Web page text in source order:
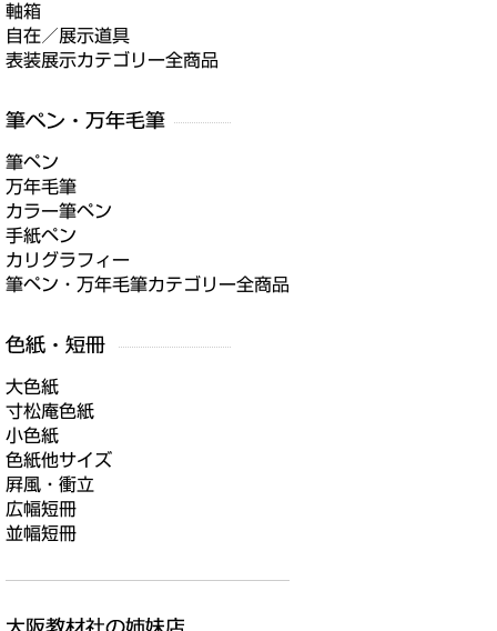
軸箱
自在／展示道具
表装展示カテゴリー全商品
筆ペン
万年毛筆
カラー筆ペン
手紙ペン
カリグラフィー
筆ペン・万年毛筆カテゴリー全商品
大色紙
寸松庵色紙
小色紙
色紙他サイズ
屛風・衝立
広幅短冊
並幅短冊